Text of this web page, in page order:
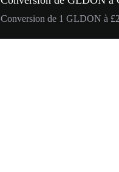
Conversion de 1 GLDON à